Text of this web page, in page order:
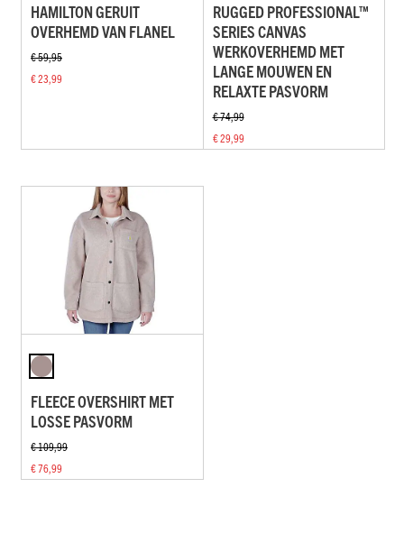
HAMILTON GERUIT
OVERHEMD VAN FLANEL
€ 59,95
€ 23,99
RUGGED PROFESSIONAL™
SERIES CANVAS
WERKOVERHEMD MET
LANGE MOUWEN EN
RELAXTE PASVORM
€ 74,99
€ 29,99
FLEECE OVERSHIRT MET
LOSSE PASVORM
€ 109,99
€ 76,99